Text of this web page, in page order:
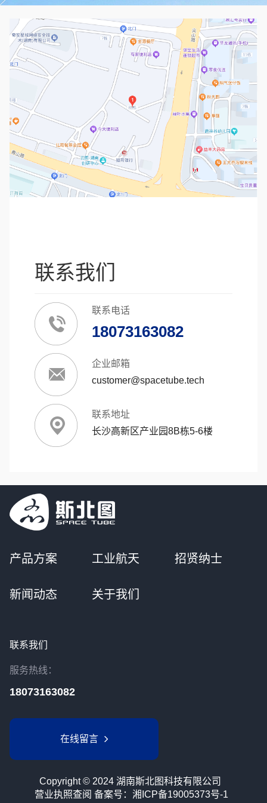
联系我们
联系电话
18073163082
企业邮箱
customer@spacetube.tech
联系地址
长沙高新区产业园8B栋5-6楼
产品方案 工业航天 招贤纳士
新闻动态 关于我们
联系我们
服务热线：
18073163082
在线留言
Copyright © 2024 湖南斯北图科技有限公司
营业执照查阅 备案号： 湘ICP备19005373号-1